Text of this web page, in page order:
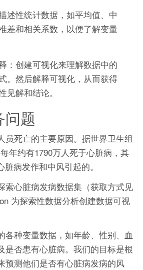
述性统计数据，如平均值、中
差和相关系数，以便了解变量
：创建可视化来理解数据中的
。然后解释可视化，从而获得
见解和结论。
问题
员死亡的主要原因。据世界卫生组
年约有1790万人死于心脏病，其
病发作和中风引起的。
索心脏病发病数据集（获取方式见
为探索性数据分析创建数据可视
各种变量数据，如年龄、性别、血
是否患有心脏病。我们的目标是根
预测他们是否有心脏病发病的风